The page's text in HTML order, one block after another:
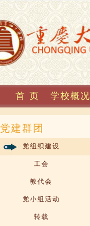
首 页 学校概况
党建群团
党组织建设
工会
教代会
党小组活动
转载